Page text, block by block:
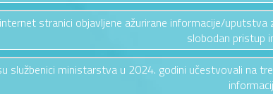
stranici objavljene ažurirane informacije/
slobodan pristup
službenici ministarstva u 2024. godini učestvovali na